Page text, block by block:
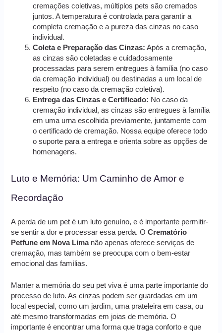
cremações coletivas, múltiplos pets são cremados
juntos. A temperatura é controlada para garantir a
completa cremação e a pureza das cinzas no caso
individual.
Coleta e Preparação das Cinzas: Após a cremação,
as cinzas são coletadas e cuidadosamente
processadas para serem entregues à família (no caso
da cremação individual) ou destinadas a um local de
respeito (no caso da cremação coletiva).
Entrega das Cinzas e Certificado: No caso da
cremação individual, as cinzas são entregues à família
em uma urna escolhida previamente, juntamente com
o certificado de cremação. Nossa equipe oferece todo
o suporte para a entrega e orienta sobre as opções de
homenagens.
Luto e Memória: Um Caminho de Amor e
Recordação
A perda de um pet é um luto genuíno, e é importante permitir-
se sentir a dor e processar essa perda. OCrematório
Petfune em Nova Limanão apenas oferece serviços de
cremação, mas também se preocupa com o bem-estar
emocional das famílias.
Manter a memória do seu pet viva é uma parte importante do
processo de luto. As cinzas podem ser guardadas em um
local especial, como um jardim, uma prateleira em casa, ou
até mesmo transformadas em joias de memória. O
importante é encontrar uma forma que traga conforto e que